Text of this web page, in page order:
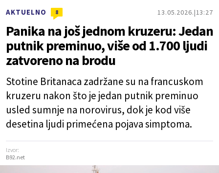
AKTUELNO 8 13.05.2026. 13:27
Panika na još jednom kruzeru: Jedan
putnik preminuo, više od 1.700 ljudi
zatvoreno na brodu
Stotine Britanaca zadržane su na francuskom
kruzeru nakon što je jedan putnik preminuo
usled sumnje na norovirus, dok je kod više
desetina ljudi primećena pojava simptoma.
Izvor:
B92.net